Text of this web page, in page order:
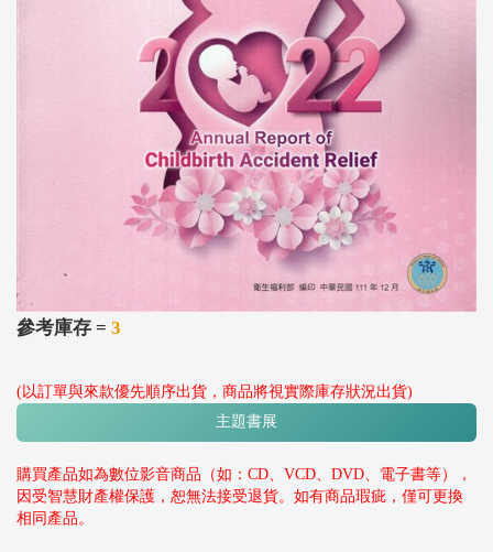
參考庫存 = 3
(以訂單與來款優先順序出貨，商品將視實際庫存狀況出貨)
主題書展
購買產品如為數位影音商品（如：CD、VCD、DVD、電子書等），
因受智慧財產權保護，恕無法接受退貨。如有商品瑕疵，僅可更換
相同產品。